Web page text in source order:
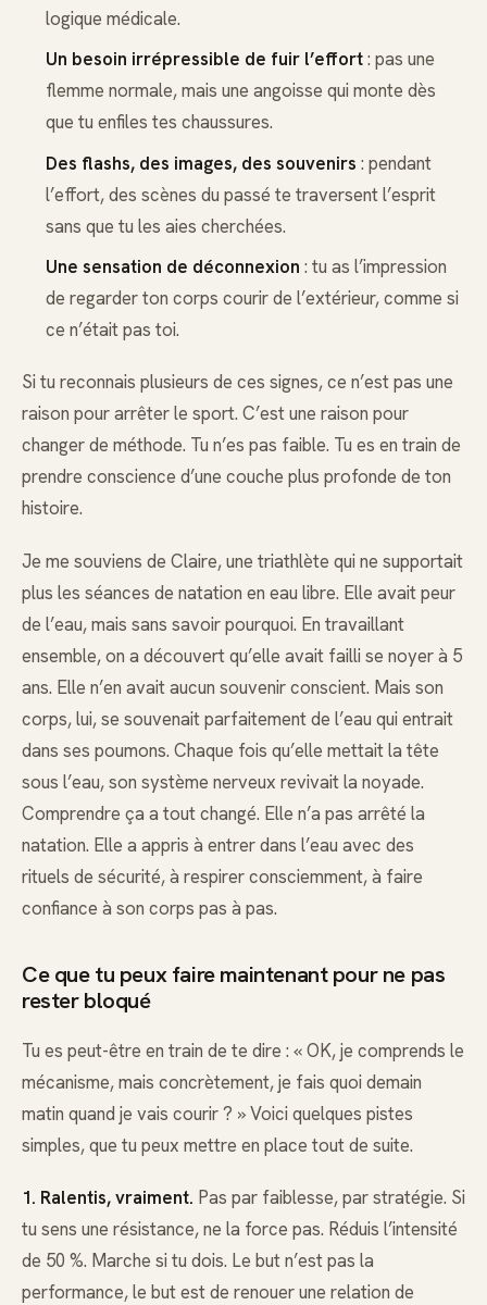
logique médicale.
Un besoin irrépressible de fuir l’effort: pas une
flemme normale, mais une angoisse qui monte dès
que tu enfiles tes chaussures.
Des flashs, des images, des souvenirs : pendant
l’effort, des scènes du passé te traversent l’esprit
sans que tu les aies cherchées.
Une sensation de déconnexion : tu as l’impression
de regarder ton corps courir de l’extérieur, comme si
ce n’était pas toi.
Si tu reconnais plusieurs de ces signes, ce n’est pas une
raison pour arrêter le sport. C’est une raison pour
changer de méthode. Tu n’es pas faible. Tu es en train de
prendre conscience d’une couche plus profonde de ton
histoire.
Je me souviens de Claire, une triathlète qui ne supportait
plus les séances de natation en eau libre. Elle avait peur
de l’eau, mais sans savoir pourquoi. En travaillant
ensemble, on a découvert qu’elle avait failli se noyer à 5
ans. Elle n’en avait aucun souvenir conscient. Mais son
corps, lui, se souvenait parfaitement de l’eau qui entrait
dans ses poumons. Chaque fois qu’elle mettait la tête
sous l’eau, son système nerveux revivait la noyade.
Comprendre ça a tout changé. Elle n’a pas arrêté la
natation. Elle a appris à entrer dans l’eau avec des
rituels de sécurité, à respirer consciemment, à faire
confiance à son corps pas à pas.
Ce que tu peux faire maintenant pour ne pas
rester bloqué
Tu es peut-être en train de te dire : « OK, je comprends le
mécanisme, mais concrètement, je fais quoi demain
matin quand je vais courir ? » Voici quelques pistes
simples, que tu peux mettre en place tout de suite.
1. Ralentis, vraiment. Pas par faiblesse, par stratégie. Si
tu sens une résistance, ne la force pas. Réduis l’intensité
de 50 %. Marche si tu dois. Le but n’est pas la
performance, le but est de renouer une relation de